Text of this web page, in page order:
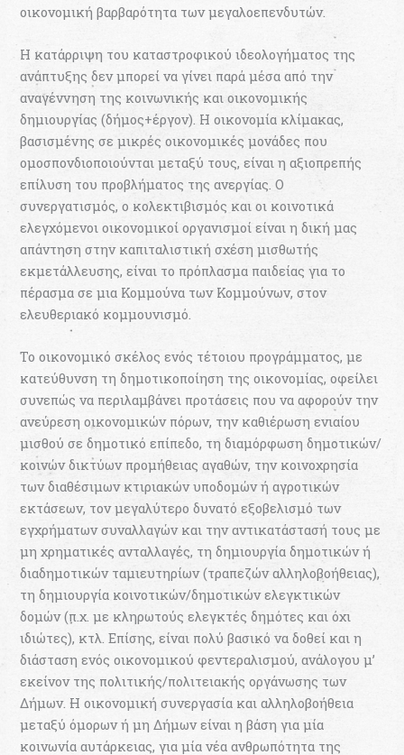
οικονοµική βαρβαρότητα των µεγαλοεπενδυτών.
Η κατάρριψη του καταστροφικού ιδεολογήµατος της
ανάπτυξης δεν µπορεί να γίνει παρά µέσα από την
αναγέννηση της κοινωνικής και οικονοµικής
δηµιουργίας (δήµος+έργον). Η οικονοµία κλίµακας,
βασισµένης σε µικρές οικονοµικές µονάδες που
οµοσπονδιοποιούνται µεταξύ τους, είναι η αξιοπρεπής
επίλυση του προβλήµατος της ανεργίας. Ο
συνεργατισµός, ο κολεκτιβισµός και οι κοινοτικά
ελεγχόµενοι οικονοµικοί οργανισµοί είναι η δική µας
απάντηση στην καπιταλιστική σχέση µισθωτής
εκµετάλλευσης, είναι το πρόπλασµα παιδείας για το
πέρασµα σε µια Κοµµούνα των Κοµµούνων, στον
ελευθεριακό κοµµουνισµό.
Το οικονοµικό σκέλος ενός τέτοιου προγράµµατος, µε
κατεύθυνση τη δηµοτικοποίηση της οικονοµίας, οφείλει
συνεπώς να περιλαµβάνει προτάσεις που να αφορούν την
ανεύρεση οικονοµικών πόρων, την καθιέρωση ενιαίου
µισθού σε δηµοτικό επίπεδο, τη διαµόρφωση δηµοτικών/
κοινών δικτύων προµήθειας αγαθών, την κοινοχρησία
των διαθέσιµων κτιριακών υποδοµών ή αγροτικών
εκτάσεων, τον µεγαλύτερο δυνατό εξοβελισµό των
εγχρήματων συναλλαγών και την αντικατάστασή τους µε
µη χρηµατικές ανταλλαγές, τη δηµιουργία δηµοτικών ή
διαδηµοτικών ταµιευτηρίων (τραπεζών αλληλοβοήθειας),
τη δηµιουργία κοινοτικών/δηµοτικών ελεγκτικών
δοµών (π.χ. µε κληρωτούς ελεγκτές δηµότες και όχι
ιδιώτες), κτλ. Επίσης, είναι πολύ βασικό να δοθεί και η
διάσταση ενός οικονοµικού φεντεραλισµού, ανάλογου µ’
εκείνον της πολιτικής/πολιτειακής οργάνωσης των
Δήµων. Η οικονοµική συνεργασία και αλληλοβοήθεια
µεταξύ όµορων ή µη Δήµων είναι η βάση για µία
κοινωνία αυτάρκειας, για µία νέα ανθρωπότητα της